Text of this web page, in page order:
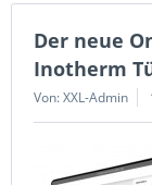
Der neue
Inotherm
Von: XXL-Admin